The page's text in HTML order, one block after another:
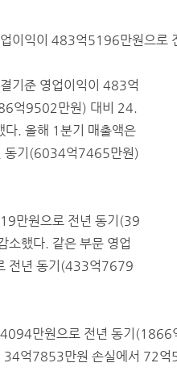
이익이 483억5196만원으로
기준 영업이익이 483억
억9502만원) 대비 24.
. 올해 1분기 매출액은
동기(6034억7465만원)
만원으로 전년 동기(39
했다. 같은 부문 영업
전년 동기(433억7679
만원으로 전년 동기
34억7853만원 손실에서 72억